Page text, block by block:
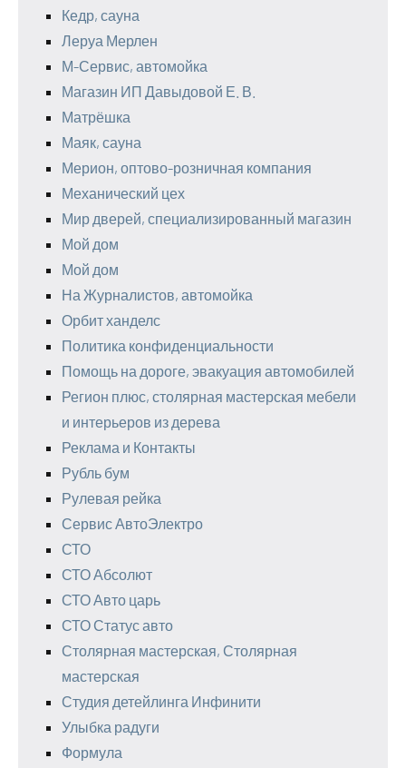
Кедр, сауна
Леруа Мерлен
М-Сервис, автомойка
Магазин ИП Давыдовой Е. В.
Матрёшка
Маяк, сауна
Мерион, оптово-розничная компания
Механический цех
Мир дверей, специализированный магазин
Мой дом
Мой дом
На Журналистов, автомойка
Орбит ханделс
Политика конфиденциальности
Помощь на дороге, эвакуация автомобилей
Регион плюс, столярная мастерская мебели
и интерьеров из дерева
Реклама и Контакты
Рубль бум
Рулевая рейка
Сервис АвтоЭлектро
СТО
СТО Абсолют
СТО Авто царь
СТО Статус авто
Столярная мастерская, Столярная
мастерская
Студия детейлинга Инфинити
Улыбка радуги
Формула